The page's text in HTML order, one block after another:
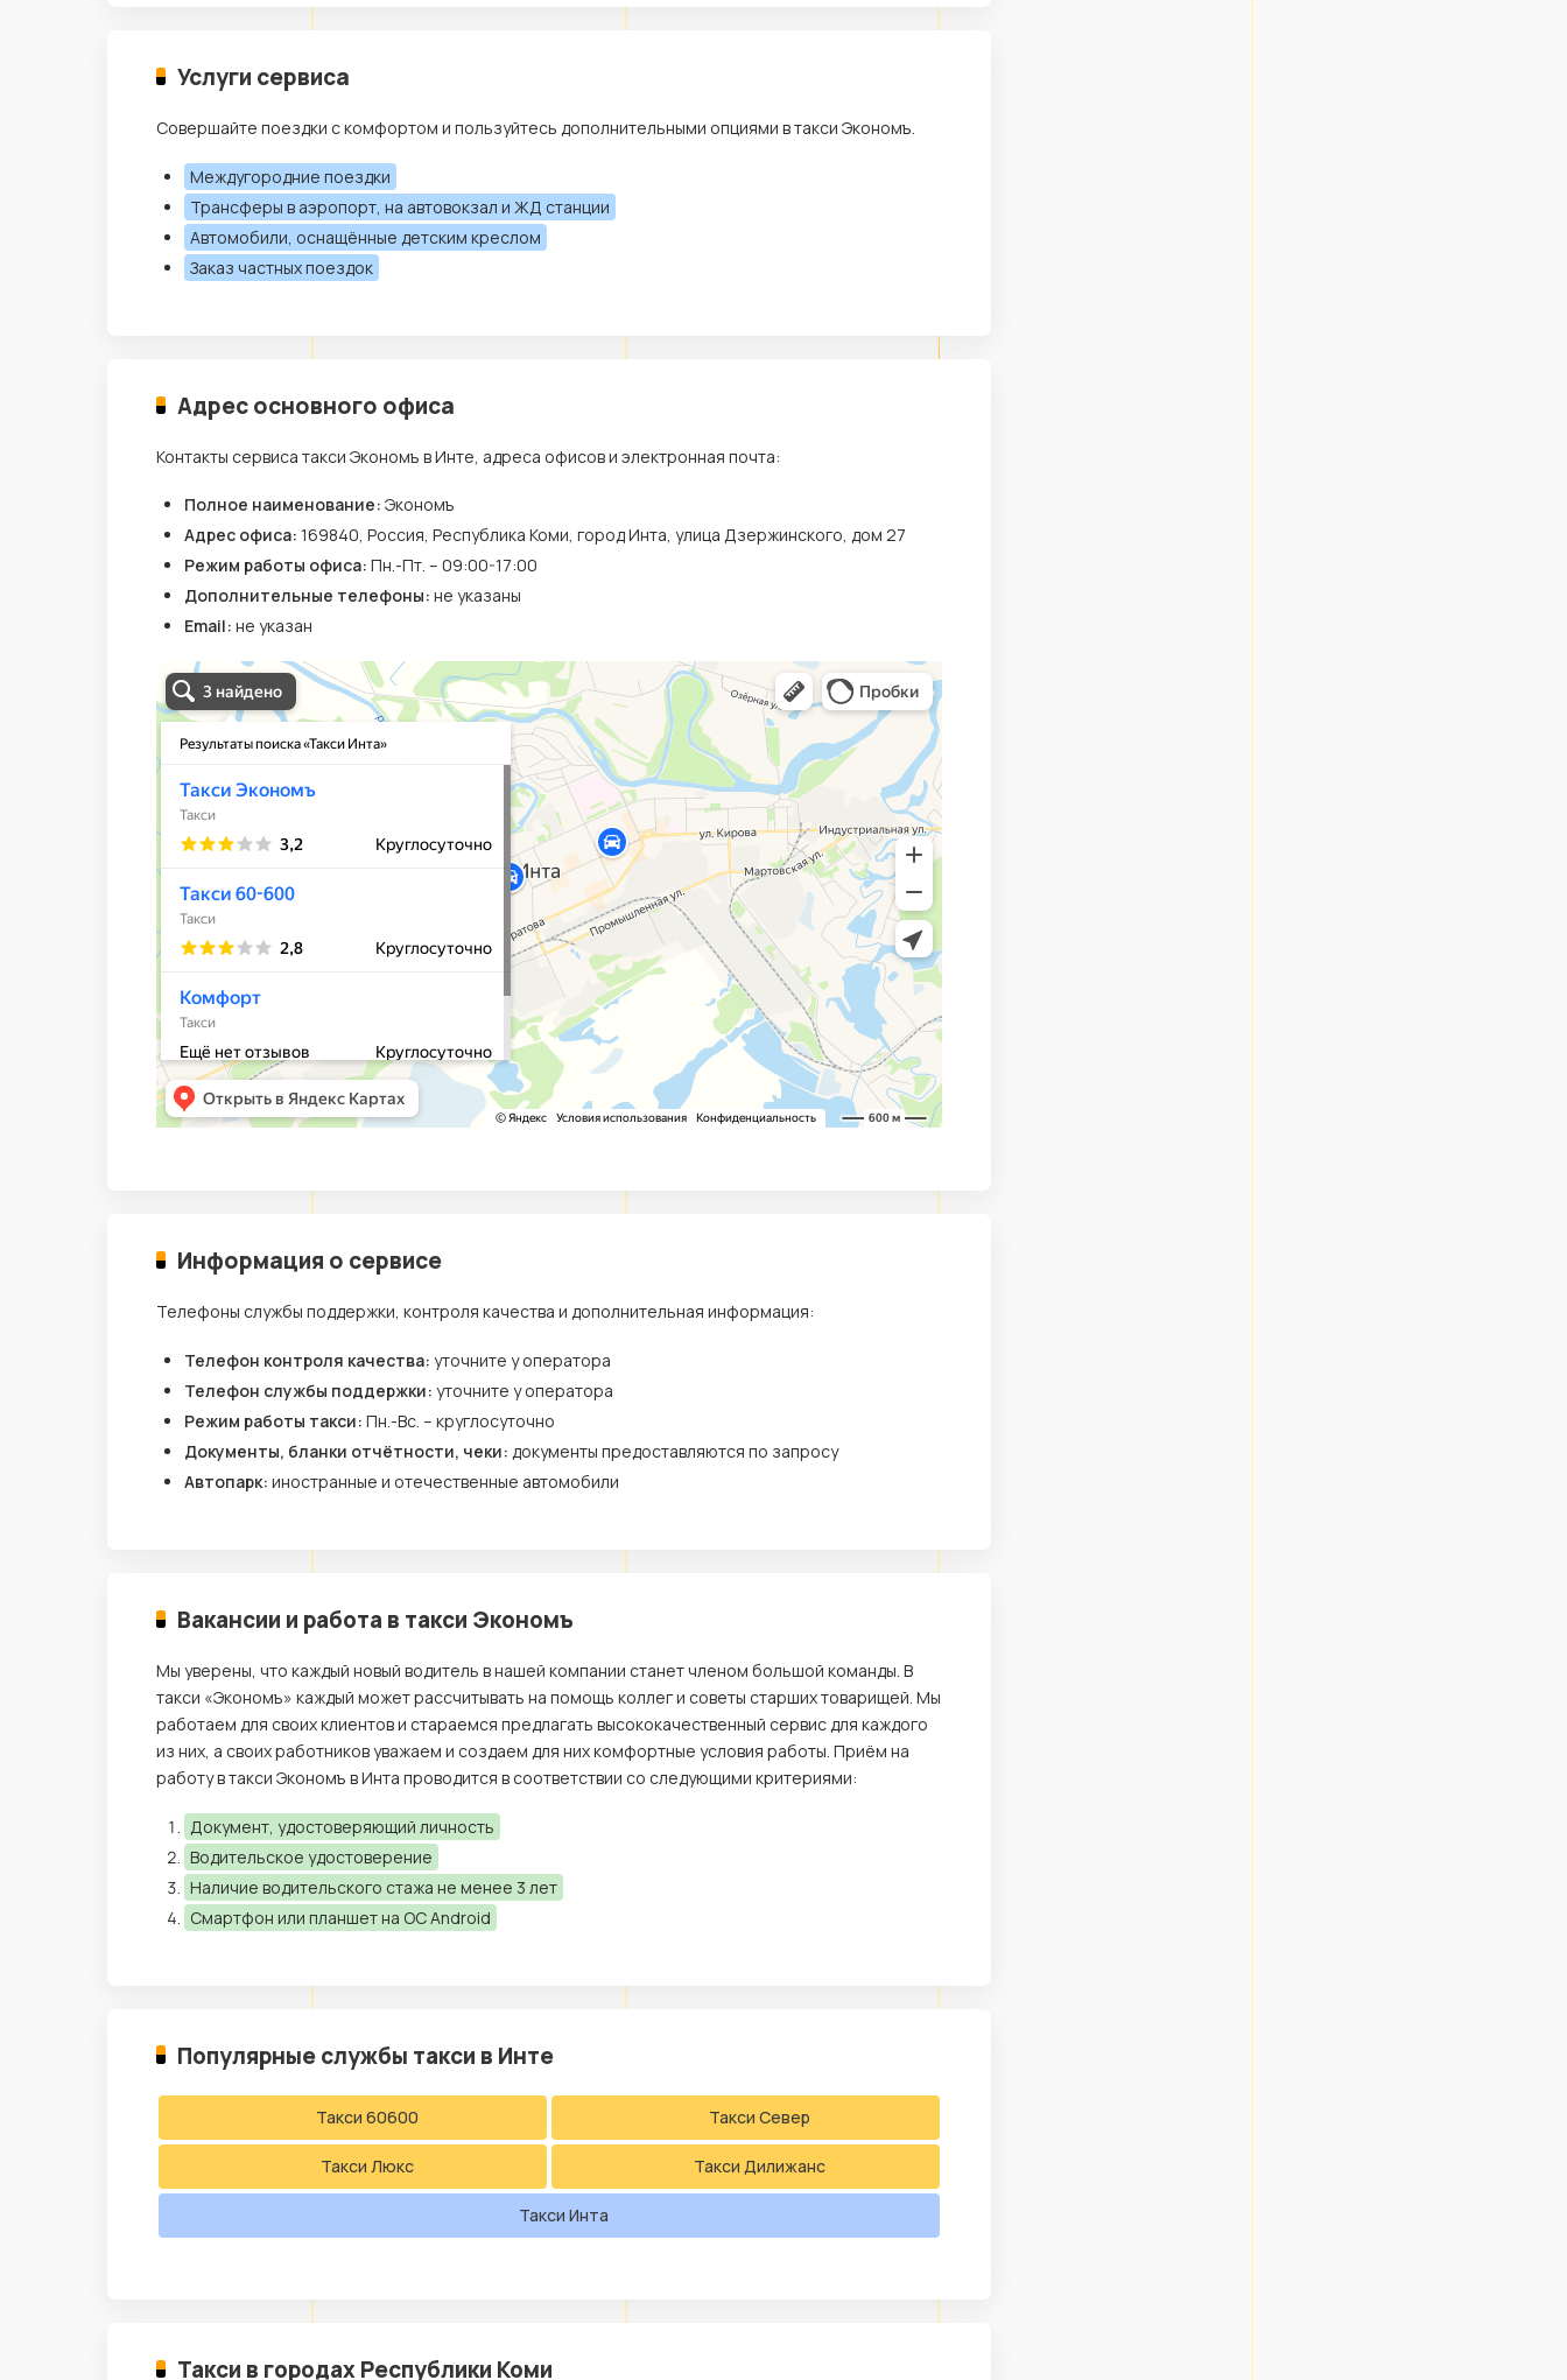
Услуги сервиса
Совершайте поездки с комфортом и пользуйтесь дополнительными опциями в такси Экономъ.
Междугородние поездки
Трансферы в аэропорт, на автовокзал и ЖД станции
Автомобили, оснащённые детским креслом
Заказ частных поездок
Адрес основного офиса
Контакты сервиса такси Экономъ в Инте, адреса офисов и электронная почта:
Полное наименование: Экономъ
Адрес офиса: 169840, Россия, Республика Коми, город Инта, улица Дзержинского, дом 27
Режим работы офиса: Пн.-Пт. – 09:00-17:00
Дополнительные телефоны: не указаны
Email: не указан
Информация о сервисе
Телефоны службы поддержки, контроля качества и дополнительная информация:
Телефон контроля качества: уточните у оператора
Телефон службы поддержки: уточните у оператора
Режим работы такси: Пн.-Вс. – круглосуточно
Документы, бланки отчётности, чеки: документы предоставляются по запросу
Автопарк: иностранные и отечественные автомобили
Вакансии и работа в такси Экономъ
Мы уверены, что каждый новый водитель в нашей компании станет членом большой команды. В
такси «Экономъ» каждый может рассчитывать на помощь коллег и советы старших товарищей. Мы
работаем для своих клиентов и стараемся предлагать высококачественный сервис для каждого
из них, а своих работников уважаем и создаем для них комфортные условия работы. Приём на
работу в такси Экономъ в Инта проводится в соответствии со следующими критериями:
Документ, удостоверяющий личность
Водительское удостоверение
Наличие водительского стажа не менее 3 лет
Смартфон или планшет на ОС Android
Популярные службы такси в Инте
Такси 60600 Такси Север
Такси Люкс Такси Дилижанс
Такси Инта
Такси в городах Республики Коми